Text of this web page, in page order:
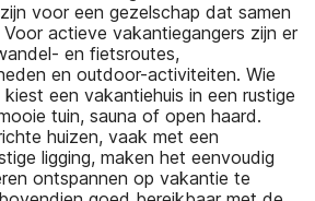
voor een gezelschap dat samen
actieve vakantiegangers zijn er
en fietsroutes,
en outdoor-activiteiten. Wie
een vakantiehuis in een rustige
tuin, sauna of open haard.
huizen, vaak met een
ligging, maken het eenvoudig
ontspannen op vakantie te